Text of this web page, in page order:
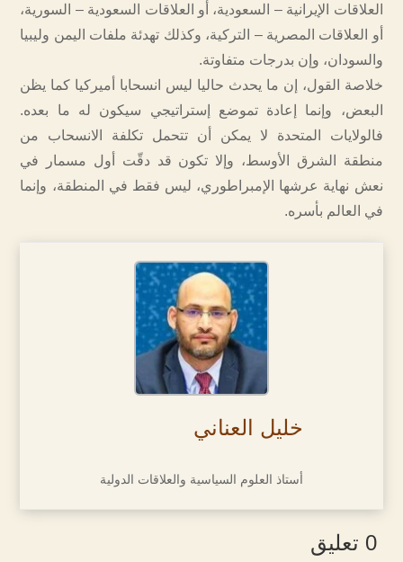
العلاقات الإيرانية – السعودية، أو العلاقات السعودية – السورية،
أو العلاقات المصرية – التركية، وكذلك تهدئة ملفات اليمن وليبيا
والسودان، وإن بدرجات متفاوتة.
خلاصة القول، إن ما يحدث حاليا ليس انسحابا أميركيا كما يظن
البعض، وإنما إعادة تموضع إستراتيجي سيكون له ما بعده.
فالولايات المتحدة لا يمكن أن تتحمل تكلفة الانسحاب من
منطقة الشرق الأوسط، وإلا تكون قد دقّت أول مسمار في
نعش نهاية عرشها الإمبراطوري، ليس فقط في المنطقة، وإنما
في العالم بأسره.
خليل العناني
أستاذ العلوم السياسية والعلاقات الدولية
0 تعليق